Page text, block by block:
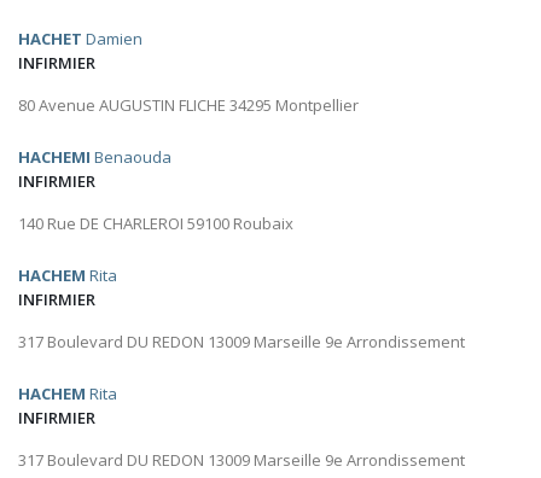
HACHET Damien
INFIRMIER
80 Avenue AUGUSTIN FLICHE 34295 Montpellier
HACHEMI Benaouda
INFIRMIER
140 Rue DE CHARLEROI 59100 Roubaix
HACHEM Rita
INFIRMIER
317 Boulevard DU REDON 13009 Marseille 9e Arrondissement
HACHEM Rita
INFIRMIER
317 Boulevard DU REDON 13009 Marseille 9e Arrondissement